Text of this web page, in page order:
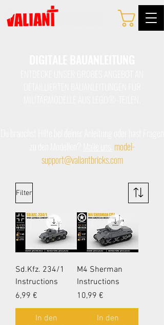
model-
support@valiantbricks.com
Filter
Sd.Kfz. 234/1
Instructions
Preis
6,99 €
In den
M4 Sherman
Instructions
Preis
10,99 €
In den